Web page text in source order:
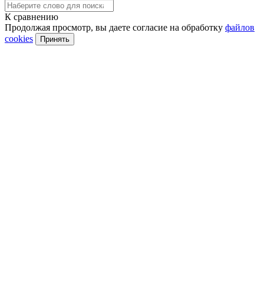
К сравнению
Продолжая просмотр, вы даете согласие на обработку файлов
cookies
Принять